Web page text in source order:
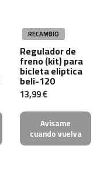
RECAMBIO
Regulador de
freno (kit) para
bicleta eliptica
beli-120
13,99 €
Avisame
cuando vuelva